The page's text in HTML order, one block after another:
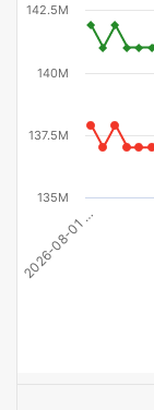
2026-08-01 …
140M
135M
137.5M
142.5M